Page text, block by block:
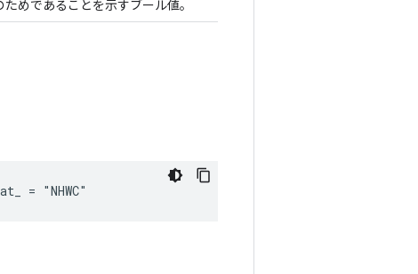
めであることを示すブール値。
= "NHWC"